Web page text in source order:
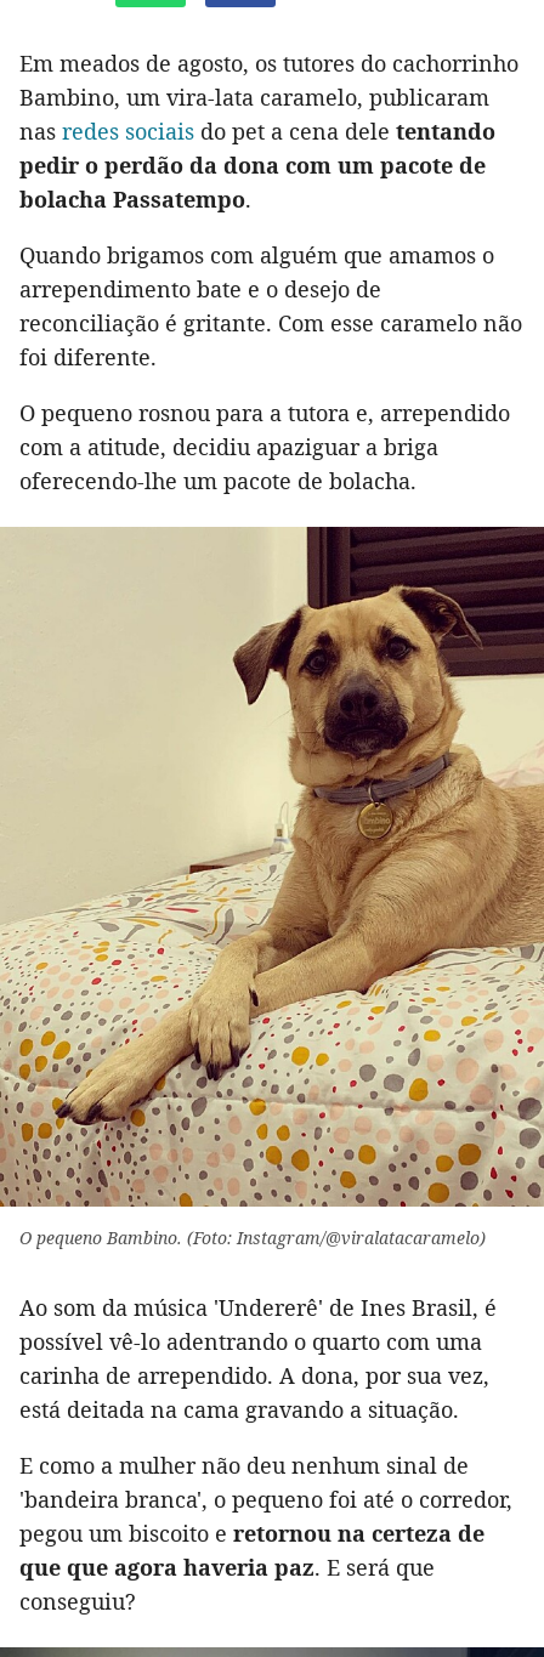
Em meados de agosto, os tutores do cachorrinho
Bambino, um vira-lata caramelo, publicaram
nas redes sociais do pet a cena dele tentando
pedir o perdão da dona com um pacote de
bolacha Passatempo.
Quando brigamos com alguém que amamos o
arrependimento bate e o desejo de
reconciliação é gritante. Com esse caramelo não
foi diferente.
O pequeno rosnou para a tutora e, arrependido
com a atitude, decidiu apaziguar a briga
oferecendo-lhe um pacote de bolacha.
O pequeno Bambino. (Foto: Instagram/@viralatacaramelo)
Ao som da música 'Undererê' de Ines Brasil, é
possível vê-lo adentrando o quarto com uma
carinha de arrependido. A dona, por sua vez,
está deitada na cama gravando a situação.
E como a mulher não deu nenhum sinal de
'bandeira branca', o pequeno foi até o corredor,
pegou um biscoito e retornou na certeza de
que que agora haveria paz. E será que
conseguiu?